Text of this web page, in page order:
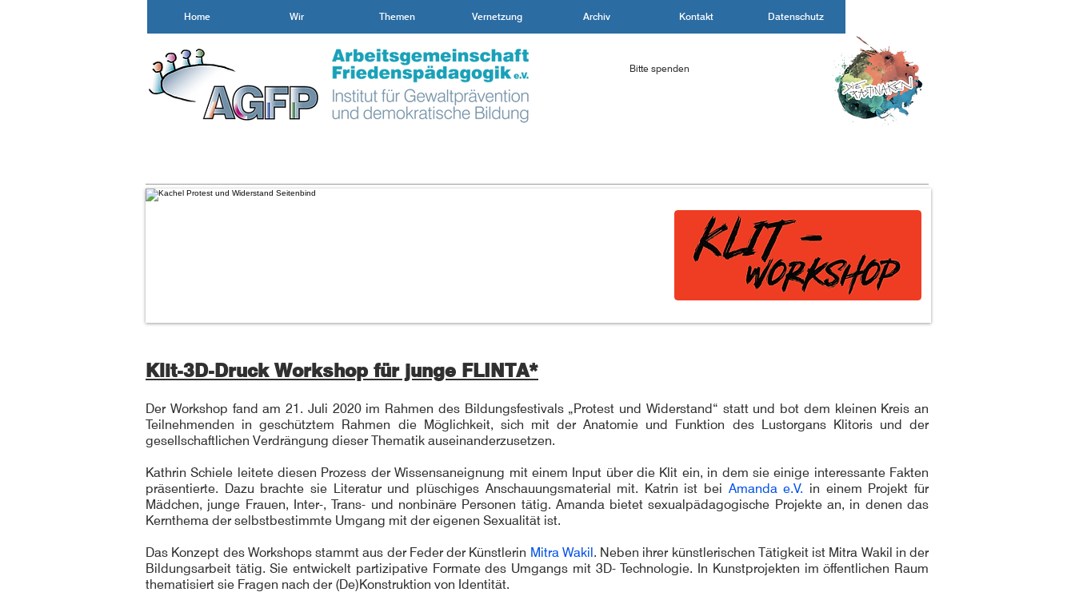
Home Wir Themen Vernetzung Archiv Kontakt Datenschutz
Bitte spenden
Klit-3D-Druck Workshop für junge FLINTA*
Der Workshop fand am 21. Juli 2020 im Rahmen des Bildungsfestivals „Protest und Widerstand“ statt und bot dem kleinen Kreis an
Teilnehmenden in geschütztem Rahmen die Möglichkeit, sich mit der Anatomie und Funktion des Lustorgans Klitoris und der
gesellschaftlichen Verdrängung dieser Thematik auseinanderzusetzen.
Kathrin Schiele leitete diesen Prozess der Wissensaneignung mit einem Input über die Klit ein, in dem sie einige interessante Fakten
präsentierte. Dazu brachte sie Literatur und plüschiges Anschauungsmaterial mit. Katrin ist bei Amanda e.V. in einem Projekt für
Mädchen, junge Frauen, Inter-, Trans- und nonbinäre Personen tätig. Amanda bietet sexualpädagogische Projekte an, in denen das
Kernthema der selbstbestimmte Umgang mit der eigenen Sexualität ist.
Das Konzept des Workshops stammt aus der Feder der Künstlerin Mitra Wakil. Neben ihrer künstlerischen Tätigkeit ist Mitra Wakil in der
Bildungsarbeit tätig. Sie entwickelt partizipative Formate des Umgangs mit 3D- Technologie. In Kunstprojekten im öffentlichen Raum
thematisiert sie Fragen nach der (De)Konstruktion von Identität.